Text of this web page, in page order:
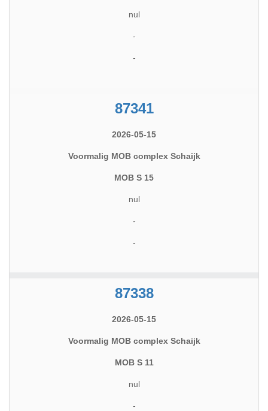
nul
-
-
87341
2026-05-15
Voormalig MOB complex Schaijk
MOB S 15
nul
-
-
87338
2026-05-15
Voormalig MOB complex Schaijk
MOB S 11
nul
-